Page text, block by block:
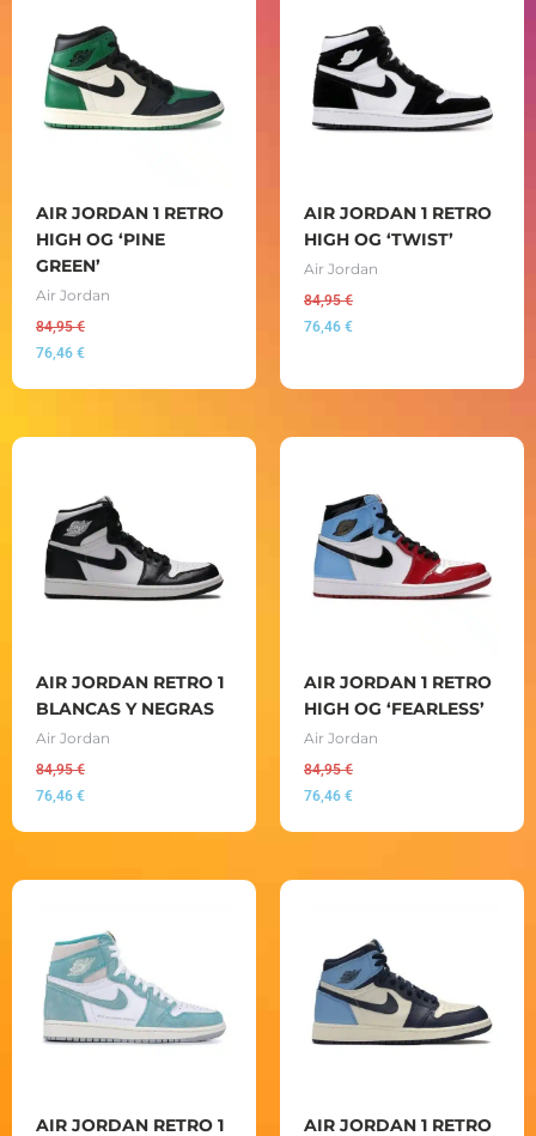
AIR JORDAN 1 RETRO
HIGH OG ‘PINE
GREEN’
Air Jordan
84,95€
76,46 €
AIR JORDAN 1 RETRO
HIGH OG ‘TWIST’
Air Jordan
84,95€
76,46 €
AIR JORDAN RETRO 1
BLANCAS Y NEGRAS
Air Jordan
84,95€
76,46 €
AIR JORDAN 1 RETRO
HIGH OG ‘FEARLESS’
Air Jordan
84,95€
76,46 €
AIR JORDAN RETRO 1
AIR JORDAN 1 RETRO